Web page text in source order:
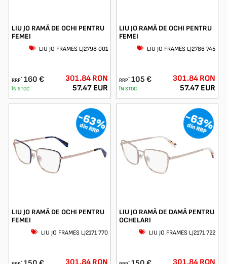
LIU JO RAMĂ DE OCHI PENTRU
FEMEI
LIU JO FRAMES LJ2798 001
RRP* 160 €
ÎN STOC
301.84 RON
57.47 EUR
LIU JO RAMĂ DE OCHI PENTRU
FEMEI
LIU JO FRAMES LJ2786 745
RRP* 105 €
ÎN STOC
301.84 RON
57.47 EUR
-63%
din RRP
LIU JO RAMĂ DE OCHI PENTRU
FEMEI
LIU JO FRAMES LJ2171 770
*
301.84 RON
-63%
din RRP
LIU JO RAMĂ DE DAMĂ PENTRU
OCHELARI
LIU JO FRAMES LJ2171 722
*
301.84 RON